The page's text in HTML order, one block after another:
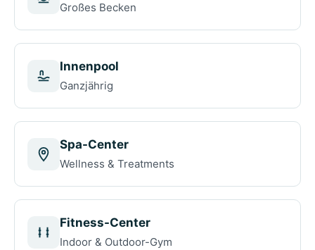
Großes Becken
Innenpool
Ganzjährig
Spa-Center
Wellness & Treatments
Fitness-Center
Indoor & Outdoor-Gym